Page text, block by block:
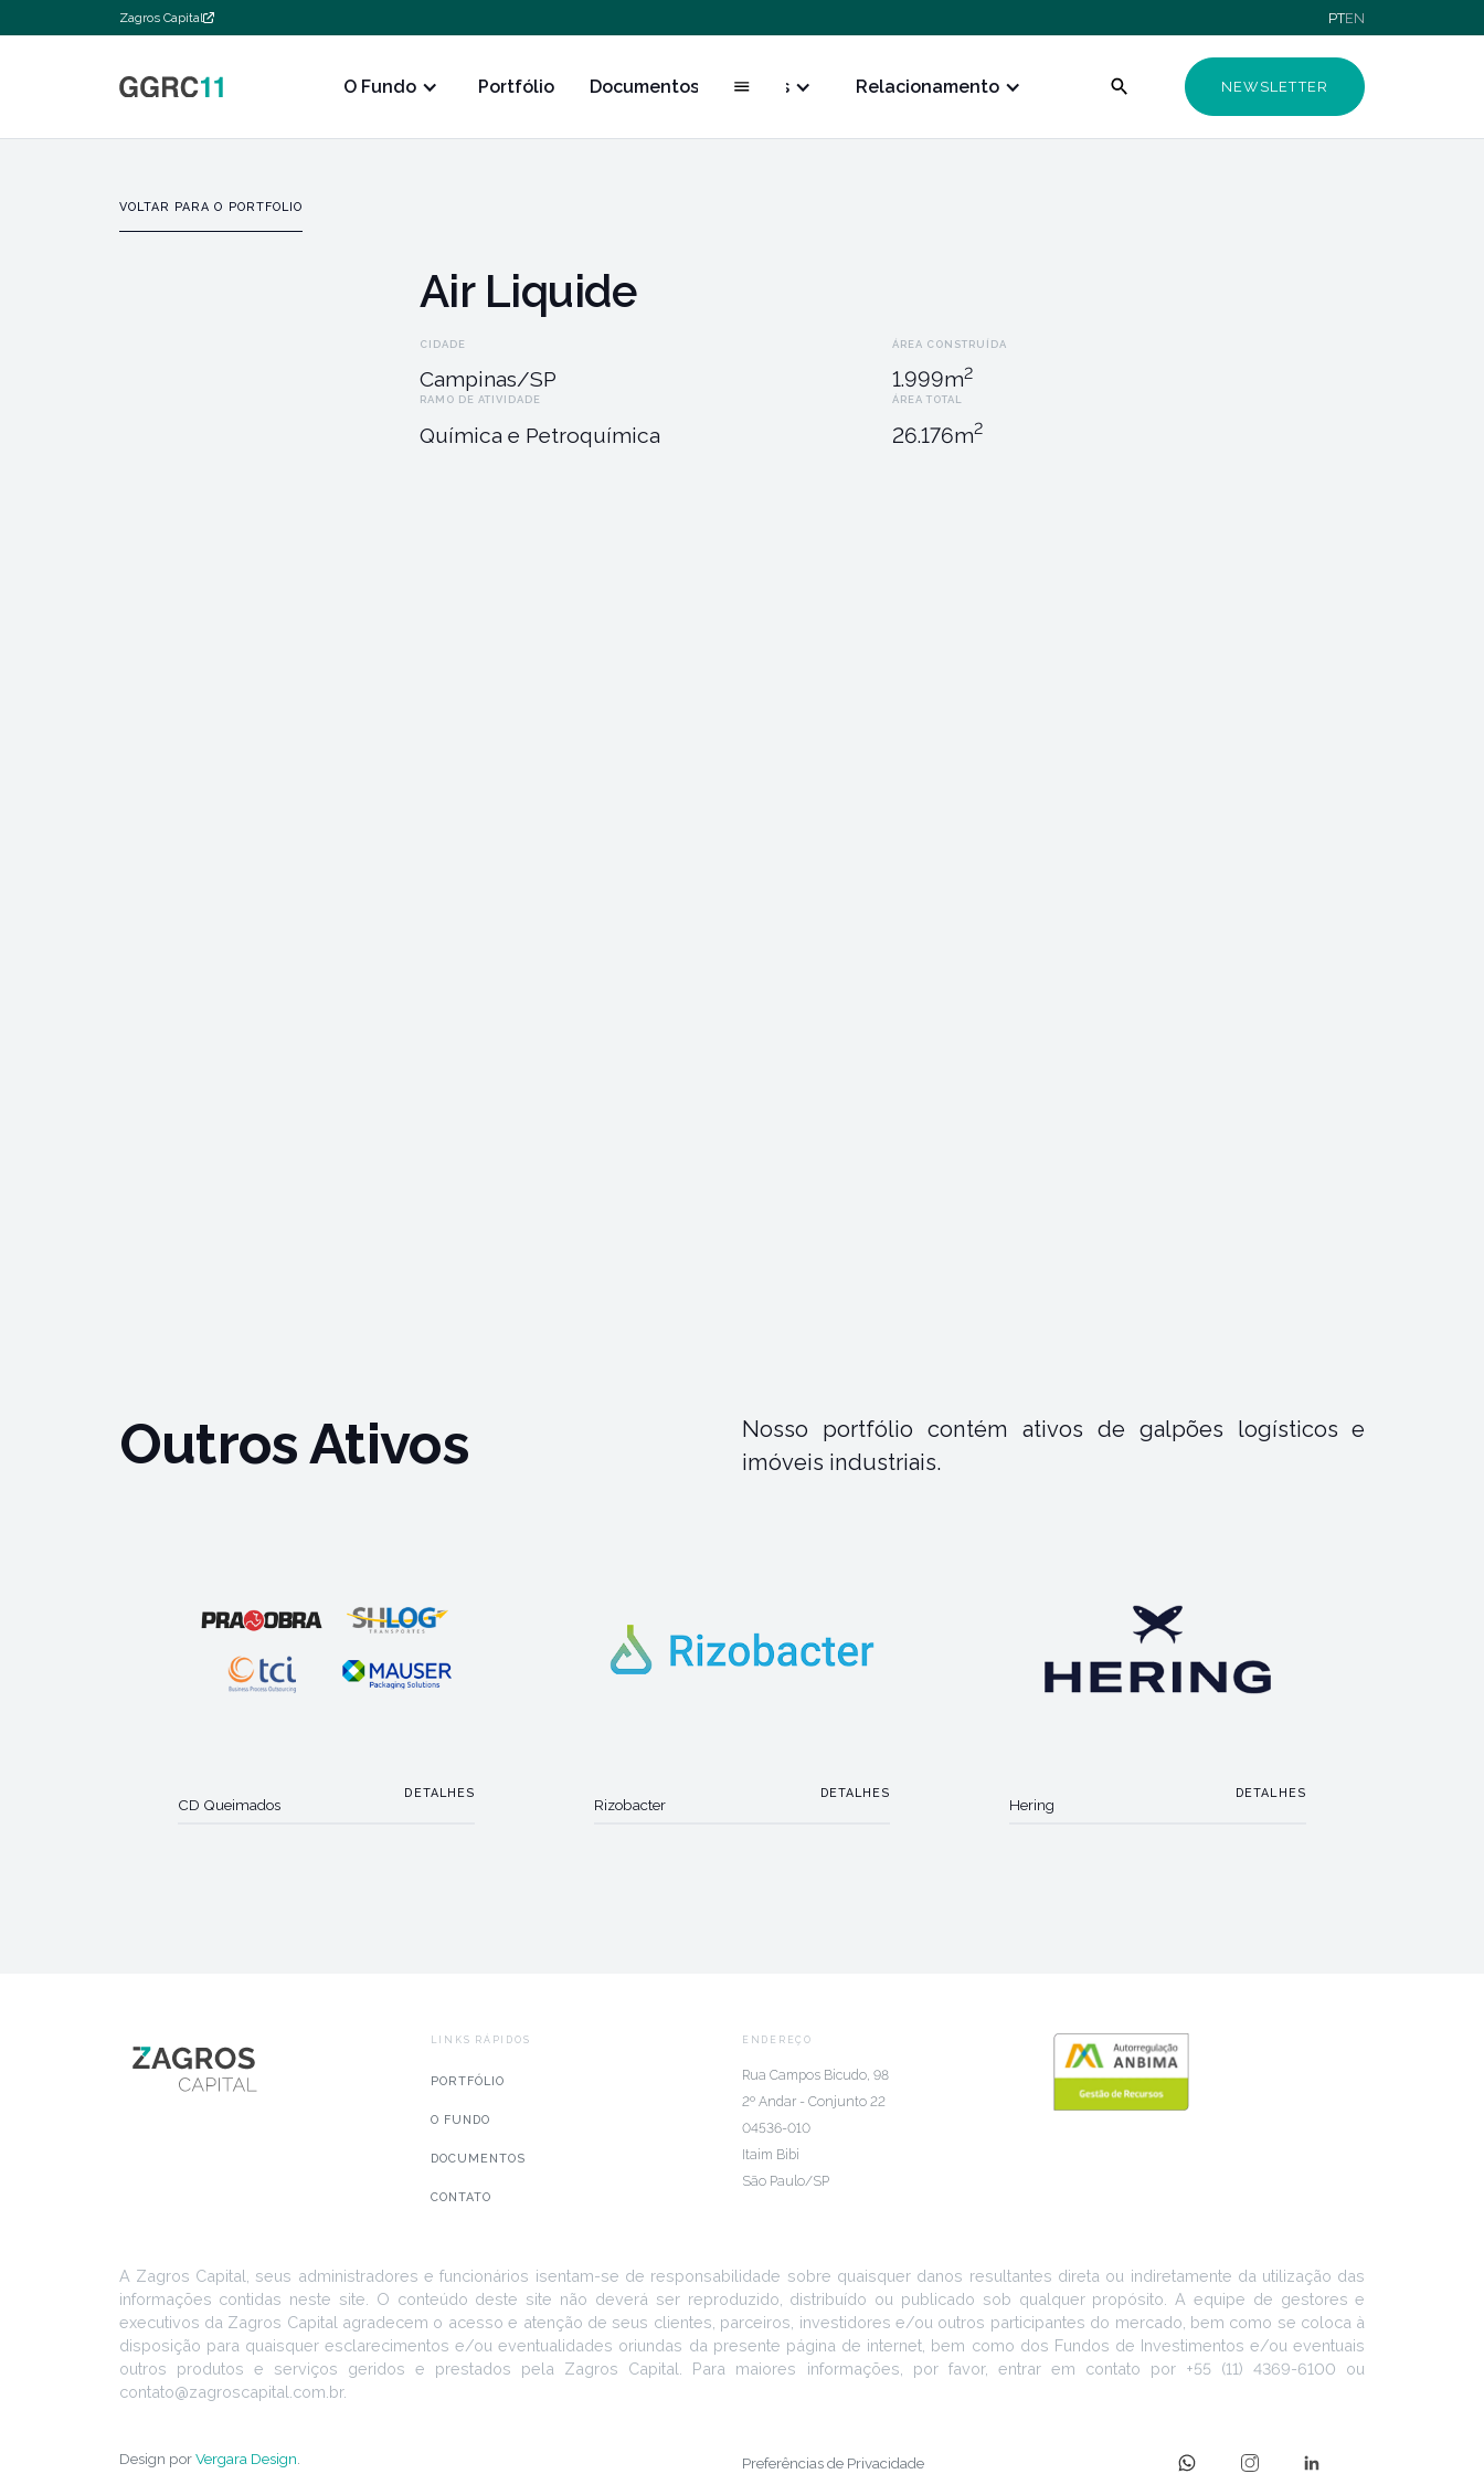
Zagros Capital PTEN
O Fundo Portfólio Documentos Obras Relacionamento NEWSLETTER
VOLTAR PARA O PORTFOLIO
Air Liquide
CIDADE
Campinas/SP
ÁREA CONSTRUÍDA
1.999m2
RAMO DE ATIVIDADE
Química e Petroquímica
ÁREA TOTAL
26.176m2
Outros Ativos
Nosso portfólio contém ativos de galpões logísticos e
imóveis industriais.
CD Queimados
DETALHES
Rizobacter
DETALHES
Hering
DETALHES
LINKS RÁPIDOS
PORTFÓLIO
O FUNDO
DOCUMENTOS
CONTATO
ENDEREÇO
Rua Campos Bicudo, 98
2º Andar - Conjunto 22
04536-010
Itaim Bibi
São Paulo/SP
A Zagros Capital, seus administradores e funcionários isentam-se de responsabilidade sobre quaisquer danos resultantes direta ou indiretamente da utilização das
informações contidas neste site. O conteúdo deste site não deverá ser reproduzido, distribuído ou publicado sob qualquer propósito. A equipe de gestores e
executivos da Zagros Capital agradecem o acesso e atenção de seus clientes, parceiros, investidores e/ou outros participantes do mercado, bem como se coloca à
disposição para quaisquer esclarecimentos e/ou eventualidades oriundas da presente página de internet, bem como dos Fundos de Investimentos e/ou eventuais
outros produtos e serviços geridos e prestados pela Zagros Capital. Para maiores informações, por favor, entrar em contato por +55 (11) 4369-6100 ou
contato@zagroscapital.com.br.
Design porVergara Design Preferências de Privacidade